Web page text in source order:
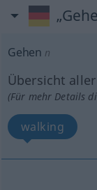
Gehen n
Übersicht
(Für mehr Details
walking